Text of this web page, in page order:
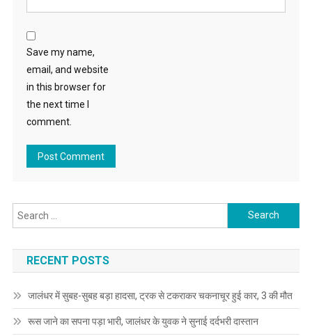
Save my name,
email, and website
in this browser for
the next time I
comment.
Search for:
RECENT POSTS
जालंधर में सुबह-सुबह बड़ा हादसा, ट्रक से टकराकर चकनाचूर हुई कार, 3 की मौत
रूस जाने का सपना पड़ा भारी, जालंधर के युवक ने सुनाई दर्दभरी दास्तान